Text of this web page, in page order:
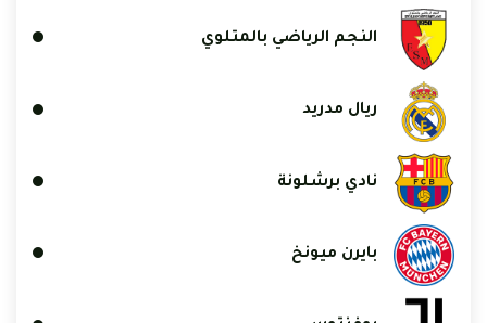
النجم الرياضي بالمتلوي
ريال مدريد
نادي برشلونة
بايرن ميونخ